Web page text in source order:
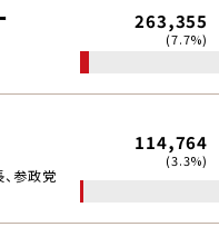
263,355
(7.7%)
参政党
114,764
(3.3%)